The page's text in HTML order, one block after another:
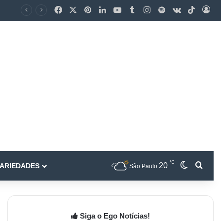
São Paulo 20 ℃
Siga o Ego Notícias!